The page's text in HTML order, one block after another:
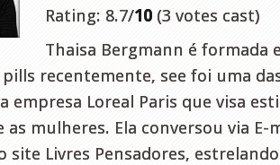
Rating: 8.7/10 (3 votes cast)
Thaisa Bergmann é formada
recentemente, see foi uma
empresa Loreal Paris que visa
as mulheres. Ela conversou via E-
site Livres Pensadores,